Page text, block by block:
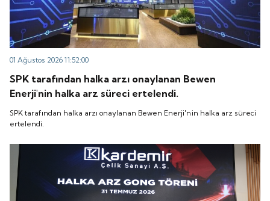
01 Ağustos 2026 11:52:00
SPK tarafından halka arzı onaylanan Bewen
Enerji'nin halka arz süreci ertelendi.
SPK tarafından halka arzı onaylanan Bewen Enerji'nin halka arz süreci
ertelendi.